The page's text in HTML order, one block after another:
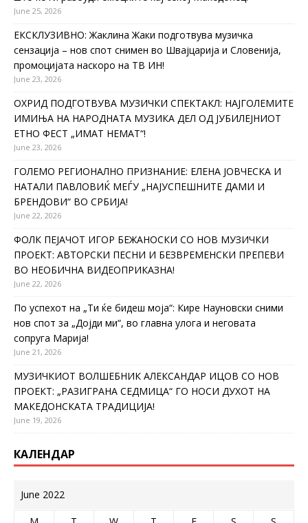
June 25, 2026
ЕКСКЛУЗИВНО: Жаклина Жаки подготвува музичка
сензација – нов спот снимен во Швајцарија и Словенија,
промоцијата наскоро на ТВ ИН!
June 23, 2026
ОХРИД ПОДГОТВУВА МУЗИЧКИ СПЕКТАКЛ: НАЈГОЛЕМИТЕ
ИМИЊА НА НАРОДНАТА МУЗИКА ДЕЛ ОД ЈУБИЛЕЈНИОТ
ЕТНО ФЕСТ „ИМАТ НЕМАТ“!
June 23, 2026
ГОЛЕМО РЕГИОНАЛНО ПРИЗНАНИЕ: ЕЛЕНА ЈОВЧЕСКА И
НАТАЛИ ПАВЛОВИЌ МЕЃУ „НАЈУСПЕШНИТЕ ДАМИ И
БРЕНДОВИ“ ВО СРБИЈА!
June 22, 2026
ФОЛК ПЕЈАЧОТ ИГОР БЕЖАНОСКИ СО НОВ МУЗИЧКИ
ПРОЕКТ: АВТОРСКИ ПЕСНИ И БЕЗВРЕМЕНСКИ ПРЕПЕВИ
ВО НЕОБИЧНА ВИДЕОПРИКАЗНА!
June 22, 2026
По успехот на „Ти ќе бидеш моја“: Кире Науновски сними
нов спот за „Дојди ми“, во главна улога и неговата
сопруга Марија!
June 21, 2026
МУЗИЧКИОТ ВОЛШЕБНИК АЛЕКСАНДАР ИЦОВ СО НОВ
ПРОЕКТ: „РАЗИГРАНА СЕДМИЦА“ ГО НОСИ ДУХОТ НА
МАКЕДОНСКАТА ТРАДИЦИЈА!
June 19, 2026
КАЛЕНДАР
June 2022